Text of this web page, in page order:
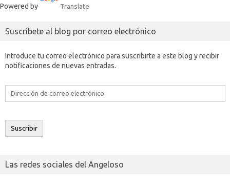
Powered by Translate
Suscríbete al blog por correo electrónico
Introduce tu correo electrónico para suscribirte a este blog y recibir
notificaciones de nuevas entradas.
Dirección
electrónico
Suscribir
Las redes sociales del Angeloso